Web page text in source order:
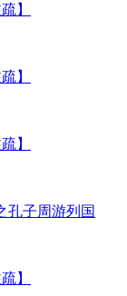
】
】
】
孔子周游列国
】